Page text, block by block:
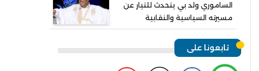
الساموري ولد بي يتحدث للتيار عن
مسيرته السياسية والنقابية
تابعونا على